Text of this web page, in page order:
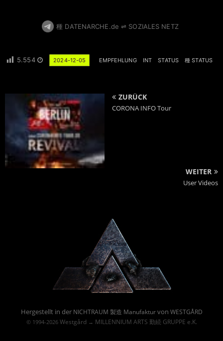
種 DATENARCHE.de ⇌ SOZIALES NETZ
5.554 2024-12-05 EMPFEHLUNG INT STATUS 種 STATUS
ZURÜCK
CORONA INFO Tour
WEITER
User Videos
Hergestellt in der NICHTRAUM 製造 Manufakturvon WESTGÅRD
© 1994-2026 Westgård→ MILLENNIUM ARTS 勤続 GRUPPE e.K.
Powered By :